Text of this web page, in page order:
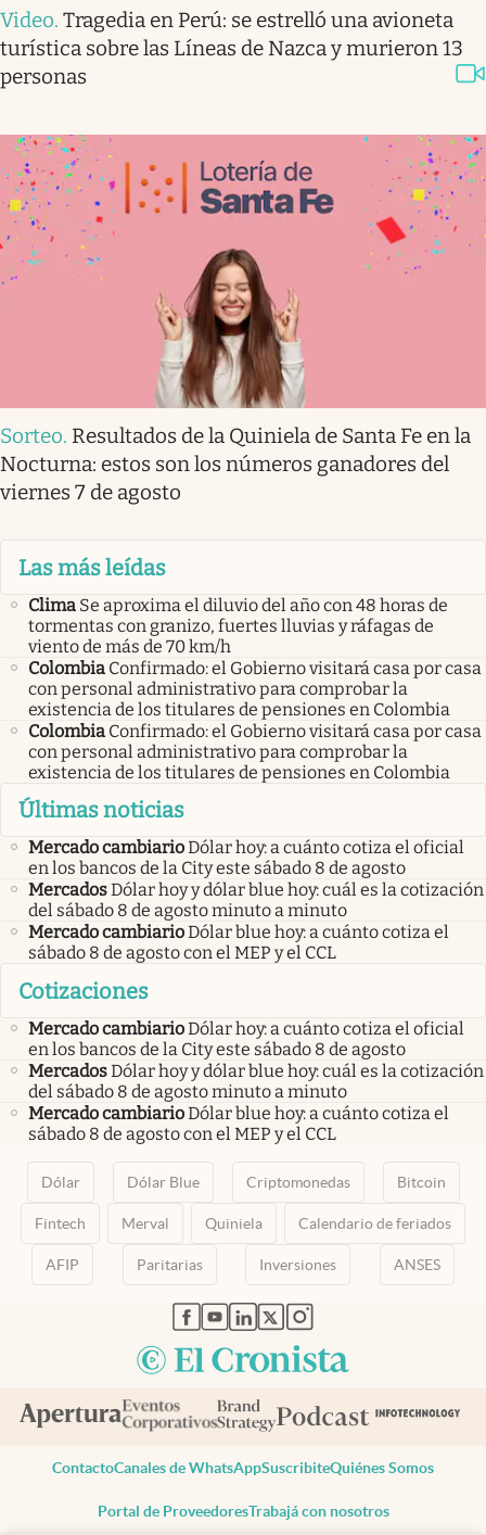
Video. Tragedia en Perú: se estrelló una avioneta
turística sobre las Líneas de Nazca y murieron 13
personas
Sorteo. Resultados de la Quiniela de Santa Fe en la
Nocturna: estos son los números ganadores del
viernes 7 de agosto
Las más leídas
Clima Se aproxima el diluvio del año con 48 horas de
tormentas con granizo, fuertes lluvias y ráfagas de
viento de más de 70 km/h
Colombia Confirmado: el Gobierno visitará casa por casa
con personal administrativo para comprobar la
existencia de los titulares de pensiones en Colombia
Colombia Confirmado: el Gobierno visitará casa por casa
con personal administrativo para comprobar la
existencia de los titulares de pensiones en Colombia
Últimas noticias
Mercado cambiarioDólar hoy: a cuánto cotiza el oficial
en los bancos de la City este sábado 8 de agosto
MercadosDólar hoy y dólar blue hoy: cuál es la cotización
del sábado 8 de agosto minuto a minuto
Mercado cambiarioDólar blue hoy: a cuánto cotiza el
sábado 8 de agosto con el MEP y el CCL
Cotizaciones
Mercado cambiarioDólar hoy: a cuánto cotiza el oficial
en los bancos de la City este sábado 8 de agosto
MercadosDólar hoy y dólar blue hoy: cuál es la cotización
del sábado 8 de agosto minuto a minuto
Mercado cambiarioDólar blue hoy: a cuánto cotiza el
sábado 8 de agosto con el MEP y el CCL
Dólar Dólar Blue Criptomonedas Bitcoin
Fintech Merval Quiniela Calendario de feriados
AFIP Paritarias Inversiones ANSES
abre en nueva pestaña
abre en nueva pestaña
abre en nueva pestaña
abre en nueva pestaña
abre en nueva pestaña
ContactoCanales de WhatsAppSuscribiteQuiénes Somos
Portal de ProveedoresTrabajá con nosotros